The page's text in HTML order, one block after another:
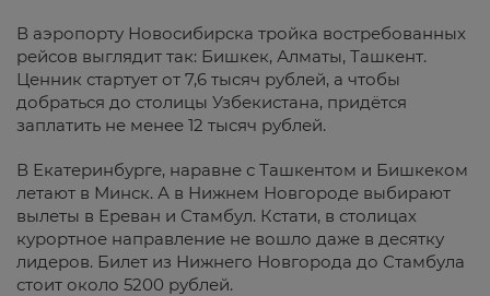
В аэропорту Новосибирска тройка востребованных
рейсов выглядит так: Бишкек, Алматы, Ташкент.
Ценник стартует от 7,6 тысяч рублей, а чтобы
добраться до столицы Узбекистана, придётся
заплатить не менее 12 тысяч рублей.
В Екатеринбурге, наравне с Ташкентом и Бишкеком
летают в Минск. А в Нижнем Новгороде выбирают
вылеты в Ереван и Стамбул. Кстати, в столицах
курортное направление не вошло даже в десятку
лидеров. Билет из Нижнего Новгорода до Стамбула
стоит около 5200 рублей.